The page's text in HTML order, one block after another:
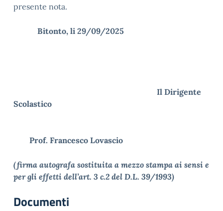
presente nota.
Bitonto, li 29/09/2025
Il Dirigente
Scolastico
Prof. Francesco Lovascio
(firma autografa sostituita a mezzo stampa ai sensi e
per gli effetti dell’art. 3 c.2 del D.L. 39/1993)
Documenti